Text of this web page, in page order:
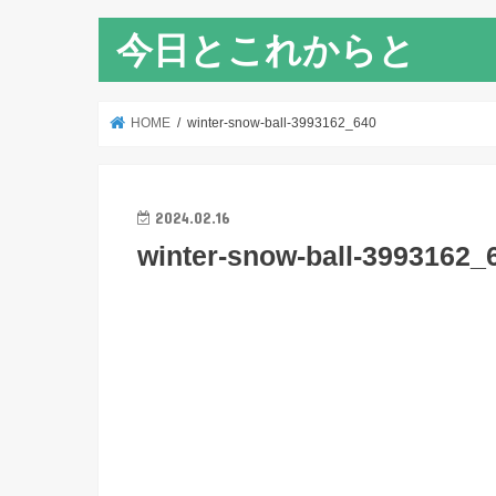
今日とこれからと
HOME winter-snow-ball-3993162_640
2024.02.16
winter-snow-ball-